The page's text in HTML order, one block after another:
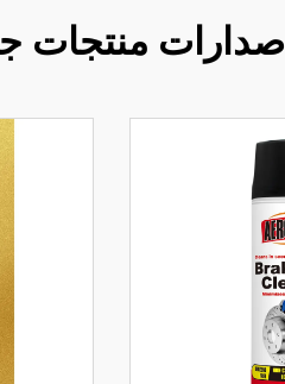
إصدارات منتجات